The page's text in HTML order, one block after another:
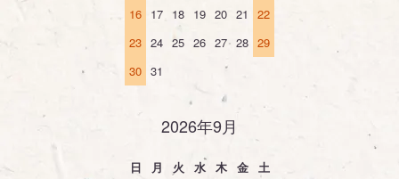
16 17 18 19 20 21
22
23 24 25 26 27 28 29
30 31
2026年9月
日 月 火 水 木 金
土